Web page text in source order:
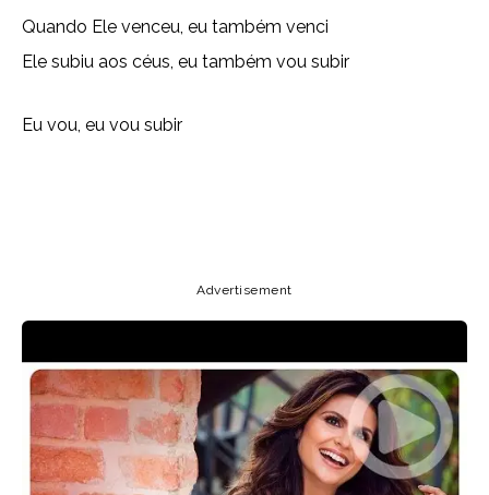
Quando Ele venceu, eu também venci
Ele subiu aos céus, eu também vou subir
Eu vou, eu vou subir
Advertisement